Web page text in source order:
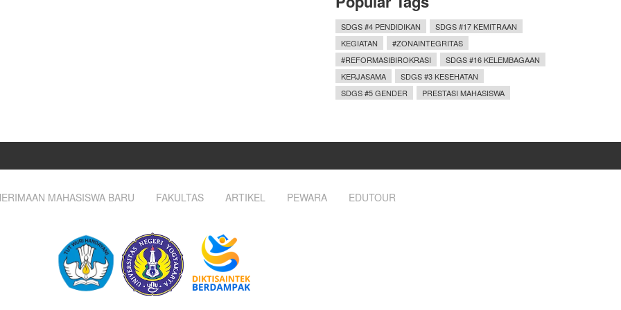
SDGS #4 PENDIDIKAN
SDGS #17 KEMITRAAN
KEGIATAN
#ZONAINTEGRITAS
#REFORMASIBIROKRASI
SDGS #16 KELEMBAGAAN
KERJASAMA
SDGS #3 KESEHATAN
SDGS #5 GENDER
PRESTASI MAHASISWA
MAHASISWA BARU FAKULTAS ARTIKEL PEWARA EDUTOUR